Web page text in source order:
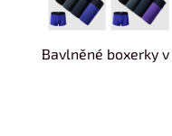
Bavlněné boxerky